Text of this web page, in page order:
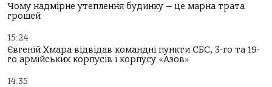
Чому надмірне утеплення будинку — це марна трата
грошей
15:24
Євгеній Хмара відвідав командні пункти СБС, 3-го та 19-
го армійських корпусів і корпусу «Азов»
14:35